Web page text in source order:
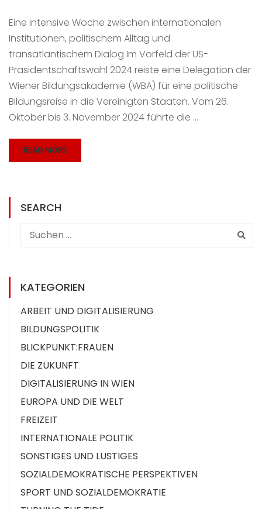
Eine intensive Woche zwischen internationalen
Institutionen, politischem Alltag und
transatlantischem Dialog Im Vorfeld der US-
Präsidentschaftswahl 2024 reiste eine Delegation der
Wiener Bildungsakademie (WBA) für eine politische
Bildungsreise in die Vereinigten Staaten. Vom 26.
Oktober bis 3. November 2024 führte die …
READ MORE
SEARCH
KATEGORIEN
ARBEIT UND DIGITALISIERUNG
BILDUNGSPOLITIK
BLICKPUNKT:FRAUEN
DIE ZUKUNFT
DIGITALISIERUNG IN WIEN
EUROPA UND DIE WELT
FREIZEIT
INTERNATIONALE POLITIK
SONSTIGES UND LUSTIGES
SOZIALDEMOKRATISCHE PERSPEKTIVEN
SPORT UND SOZIALDEMOKRATIE